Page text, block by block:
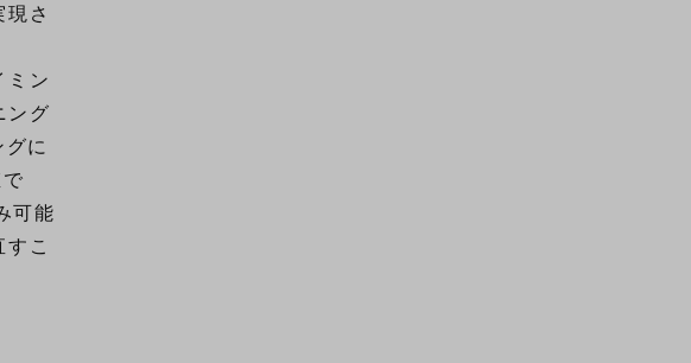
現さ
ミン
ング
に
可能
こ